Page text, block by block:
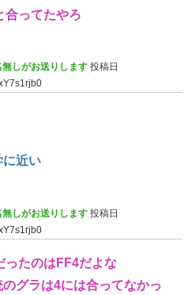
合ってたやろ
しがお送りします 投稿日
に近い
しがお送りします 投稿日
ったのはFF4だよな
グラは4には合ってなかっ